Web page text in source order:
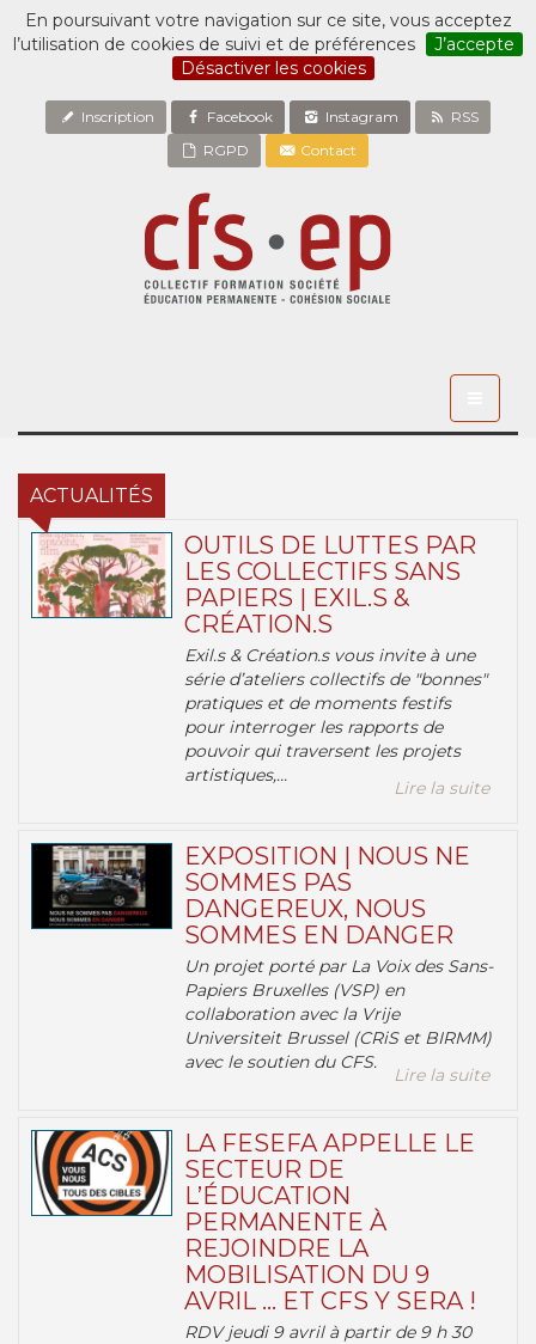
En poursuivant votre navigation sur ce site, vous acceptez
l’utilisation de cookies de suivi et de préférences
J’accepte
Désactiver les cookies
Inscription Facebook Instagram
RSS
RGPD
Contact
ACTUALITÉS
OUTILS DE LUTTES PAR
LES COLLECTIFS SANS
PAPIERS | EXIL.S &
CRÉATION.S
Exil.s & Création.s vous invite à une
série d’ateliers collectifs de "bonnes"
pratiques et de moments festifs
pour interroger les rapports de
pouvoir qui traversent les projets
artistiques,...
Lire la suite
EXPOSITION | NOUS NE
SOMMES PAS
DANGEREUX, NOUS
SOMMES EN DANGER
Un projet porté par La Voix des Sans-
Papiers Bruxelles (VSP) en
collaboration avec la Vrije
Universiteit Brussel (CRiS et BIRMM)
avec le soutien du CFS.
Lire la suite
LA FESEFA APPELLE LE
SECTEUR DE
L’ÉDUCATION
PERMANENTE À
REJOINDRE LA
MOBILISATION DU 9
AVRIL … ET CFS Y SERA !
RDV jeudi 9 avril à partir de 9 h 30